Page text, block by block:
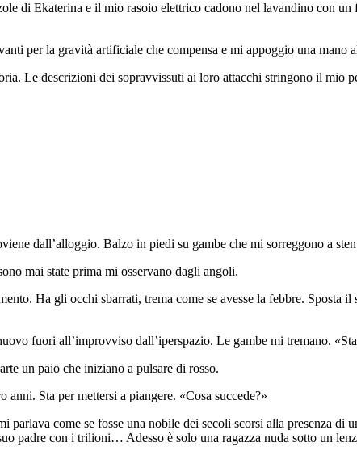
di Ekaterina e il mio rasoio elettrico cadono nel lavandino con
per la gravità artificiale che compensa e mi appoggio una mano
Le descrizioni dei sopravvissuti ai loro attacchi stringono il mio
dall’alloggio. Balzo in piedi su gambe che mi sorreggono a
mai state prima mi osservano dagli angoli.
Ha gli occhi sbarrati, trema come se avesse la febbre. Sposta
fuori all’improvviso dall’iperspazio. Le gambe mi tremano.
un paio che iniziano a pulsare di rosso.
Sta per mettersi a piangere. «Cosa succede?»
come se fosse una nobile dei secoli scorsi alla presenza di
padre con i trilioni… Adesso è solo una ragazza nuda sotto un